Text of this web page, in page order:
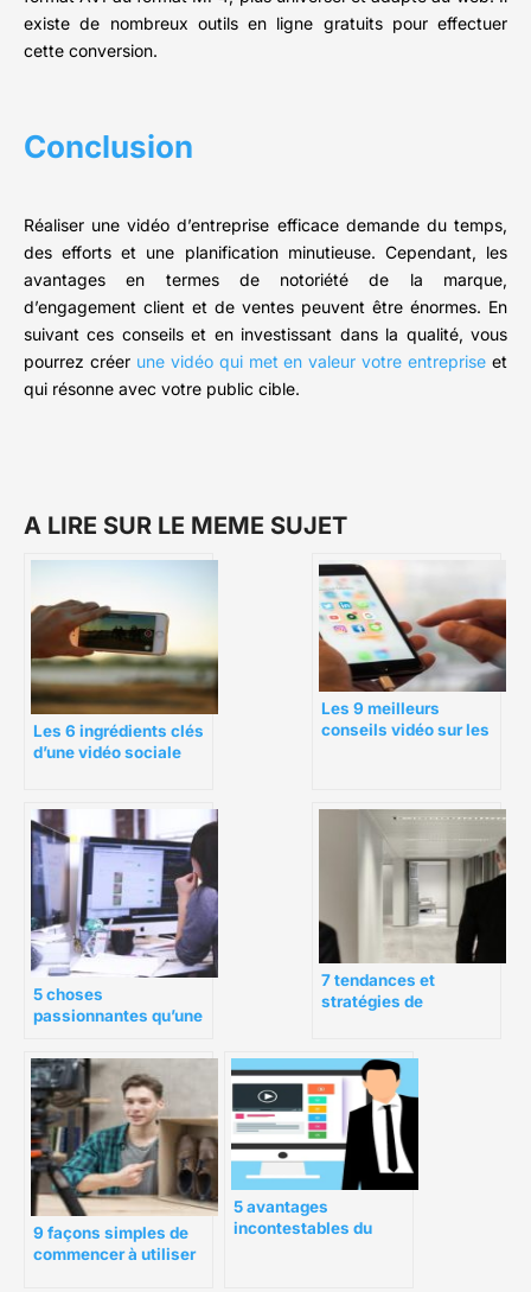
existe de nombreux outils en ligne gratuits pour effectuer
cette conversion.
Conclusion
Réaliser une vidéo d’entreprise efficace demande du temps,
des efforts et une planification minutieuse. Cependant, les
avantages en termes de notoriété de la marque,
d’engagement client et de ventes peuvent être énormes. En
suivant ces conseils et en investissant dans la qualité, vous
pourrez créer une vidéo qui met en valeur votre entreprise et
qui résonne avec votre public cible.
A LIRE SUR LE MEME SUJET
Les 6 ingrédients clés
d’une vidéo sociale
Les 9 meilleurs
conseils vidéo sur les
5 choses
passionnantes qu’une
faire pour votre startup
7 tendances et
stratégies de
et au-delà
9 façons simples de
commencer à utiliser
5 avantages
incontestables du